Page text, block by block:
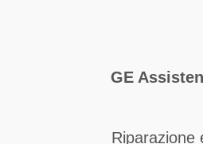
GE
Riparazione